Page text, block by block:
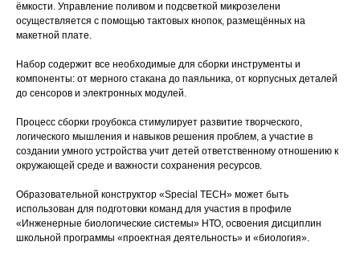
ёмкости. Управление поливом и подсветкой микрозелени
осуществляется с помощью тактовых кнопок, размещённых на
макетной плате.
Набор содержит все необходимые для сборки инструменты и
компоненты: от мерного стакана до паяльника, от корпусных деталей
до сенсоров и электронных модулей.
Процесс сборки гроубокса стимулирует развитие творческого,
логического мышления и навыков решения проблем, а участие в
создании умного устройства учит детей ответственному отношению к
окружающей среде и важности сохранения ресурсов.
Образовательной конструктор «Special TECH» может быть
использован для подготовки команд для участия в профиле
«Инженерные биологические системы» НТО, освоения дисциплин
школьной программы «проектная деятельность» и «биология».